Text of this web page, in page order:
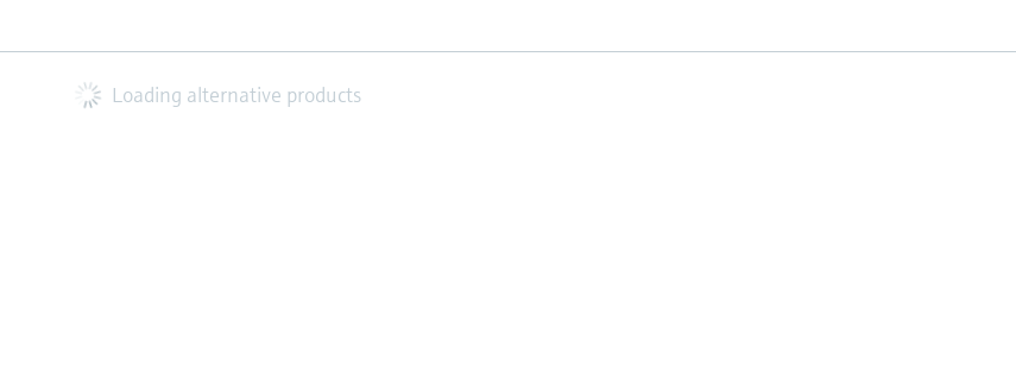
Loading alternative products